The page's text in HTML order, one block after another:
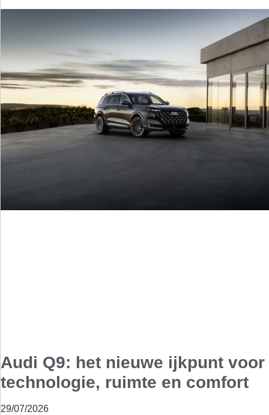
Audi Q9: het nieuwe ijkpunt voor
technologie, ruimte en comfort
29/07/2026